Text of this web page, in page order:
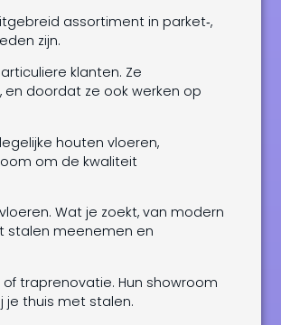
assortiment in parket‑,
zijn.
klanten. Ze
doordat ze ook werken op
houten vloeren,
om de kwaliteit
Wat je zoekt, van modern
stalen meenemen en
traprenovatie. Hun showroom
je thuis met stalen.